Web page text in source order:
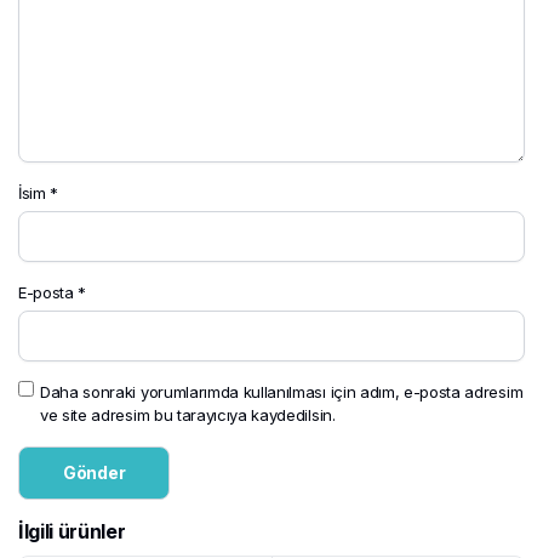
İsim *
E-posta *
Daha sonraki yorumlarımda kullanılması için adım, e-posta adresim
ve site adresim bu tarayıcıya kaydedilsin.
İlgili ürünler